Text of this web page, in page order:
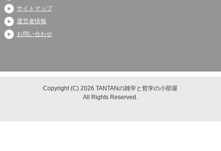
サイトマップ
運営者情報
お問い合わせ
Copyright (C) 2026 TANTANの雑学と哲学の小部屋
All Rights Reserved.